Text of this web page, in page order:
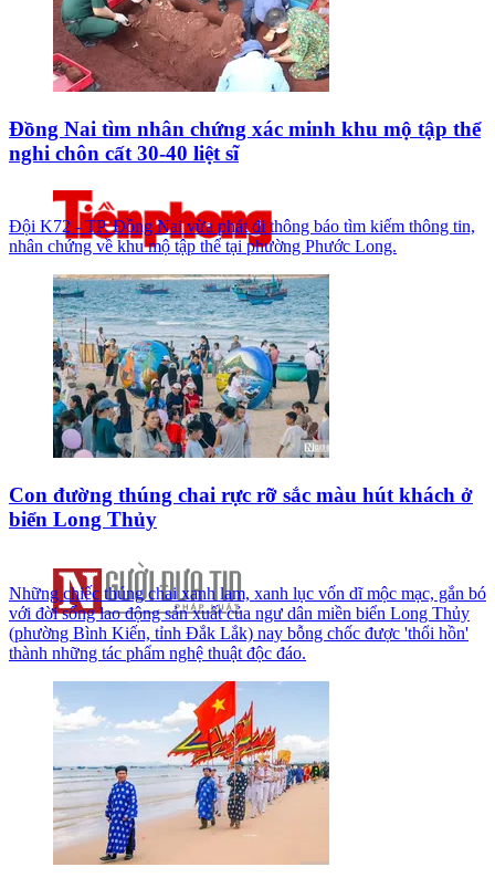
Đồng Nai tìm nhân chứng xác minh khu mộ tập thể
nghi chôn cất 30-40 liệt sĩ
Đội K72 - TP. Đồng Nai vừa phát đi thông báo tìm kiếm thông tin,
nhân chứng về khu mộ tập thể tại phường Phước Long.
Con đường thúng chai rực rỡ sắc màu hút khách ở
biển Long Thủy
Những chiếc thúng chai xanh lam, xanh lục vốn dĩ mộc mạc, gắn bó
với đời sống lao động sản xuất của ngư dân miền biển Long Thủy
(phường Bình Kiến, tỉnh Đắk Lắk) nay bỗng chốc được 'thổi hồn'
thành những tác phẩm nghệ thuật độc đáo.